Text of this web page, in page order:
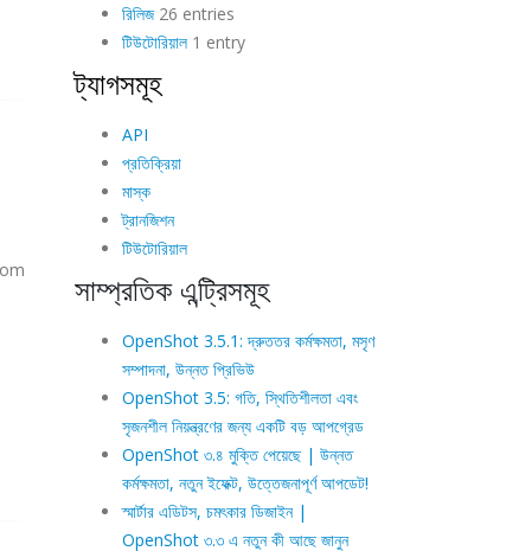
রিলিজ26 entries
টিউটোরিয়াল1 entry
ট্যাগসমূহ
API
প্রতিক্রিয়া
মাস্ক
ট্রানজিশন
টিউটোরিয়াল
সাম্প্রতিক এন্ট্রিসমূহ
OpenShot 3.5.1: দ্রুততর কর্মক্ষমতা, মসৃণ
সম্পাদনা, উন্নত প্রিভিউ
OpenShot 3.5: গতি, স্থিতিশীলতা এবং
সৃজনশীল নিয়ন্ত্রণের জন্য একটি বড় আপগ্রেড
OpenShot ৩.৪ মুক্তি পেয়েছে | উন্নত
কর্মক্ষমতা, নতুন ইফেক্ট, উত্তেজনাপূর্ণ আপডেট!
স্মার্টার এডিটস, চমৎকার ডিজাইন |
OpenShot ৩.৩ এ নতুন কী আছে জানুন